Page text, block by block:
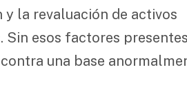
la revaluación de activos
Sin esos factores
una base